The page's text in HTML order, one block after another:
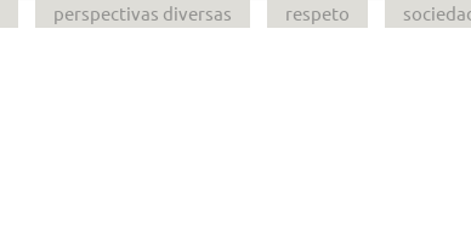
perspectivas diversas respeto